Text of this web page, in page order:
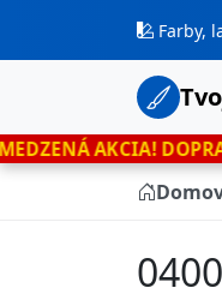
Farby,
DOPRAVA